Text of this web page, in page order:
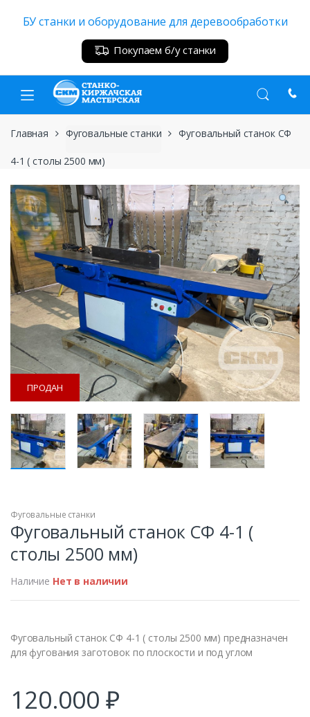
БУ станки и оборудование для деревообработки
Покупаем б/у станки
Главная Фуговальные станки Фуговальный станок СФ
4-1 ( столы 2500 мм)
ПРОДАН
ПРОДАН
Фуговальные станки
Фуговальный станок СФ 4-1 (
столы 2500 мм)
Наличие Нет в наличии
Фуговальный станок СФ 4-1 ( столы 2500 мм) предназначен
для фугования заготовок по плоскости и под углом
120.000 ₽